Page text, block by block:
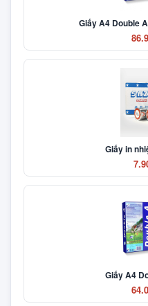
Giấy A4 Double
Giấy in
Giấy A4